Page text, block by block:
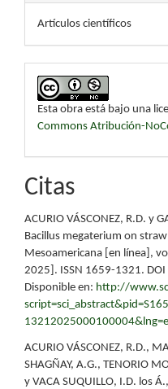
Artículos científicos
Esta obra está bajo una
Commons Atribución-
Citas
ACURIO VÁSCONEZ, R.D. y
Bacillus megaterium on
Mesoamericana [en línea],
2025]. ISSN 1659-1321.
Disponible en: http://
ACURIO VÁSCONEZ, R.D.,
SHAGÑAY, A.G., TENORIO
y VACA SUQUILLO, I.D. los